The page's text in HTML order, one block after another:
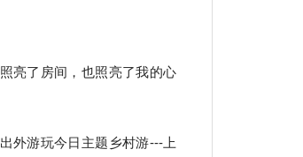
亮了房间，也照亮了我的心
外游玩今日主题乡村游---上